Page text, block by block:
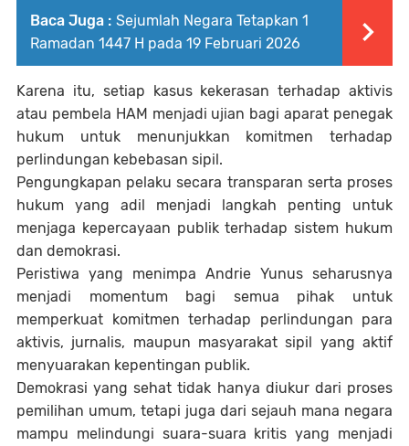
Baca Juga : Sejumlah Negara Tetapkan 1
Ramadan 1447 H pada 19 Februari 2026
Karena itu, setiap kasus kekerasan terhadap aktivis
atau pembela HAM menjadi ujian bagi aparat penegak
hukum untuk menunjukkan komitmen terhadap
perlindungan kebebasan sipil.
Pengungkapan pelaku secara transparan serta proses
hukum yang adil menjadi langkah penting untuk
menjaga kepercayaan publik terhadap sistem hukum
dan demokrasi.
Peristiwa yang menimpa Andrie Yunus seharusnya
menjadi momentum bagi semua pihak untuk
memperkuat komitmen terhadap perlindungan para
aktivis, jurnalis, maupun masyarakat sipil yang aktif
menyuarakan kepentingan publik.
Demokrasi yang sehat tidak hanya diukur dari proses
pemilihan umum, tetapi juga dari sejauh mana negara
mampu melindungi suara-suara kritis yang menjadi